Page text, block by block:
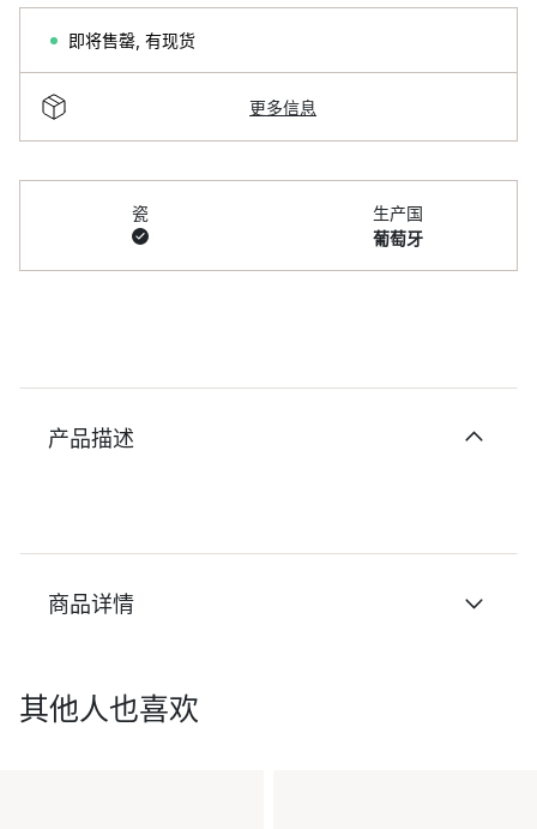
即将售罄 有现货
更多信息
瓷
生产国
葡萄牙
产品描述
商品详情
其他人也喜欢